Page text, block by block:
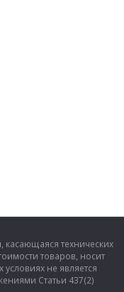
касающаяся технических
товаров, носит
не является
Статьи 437(2)